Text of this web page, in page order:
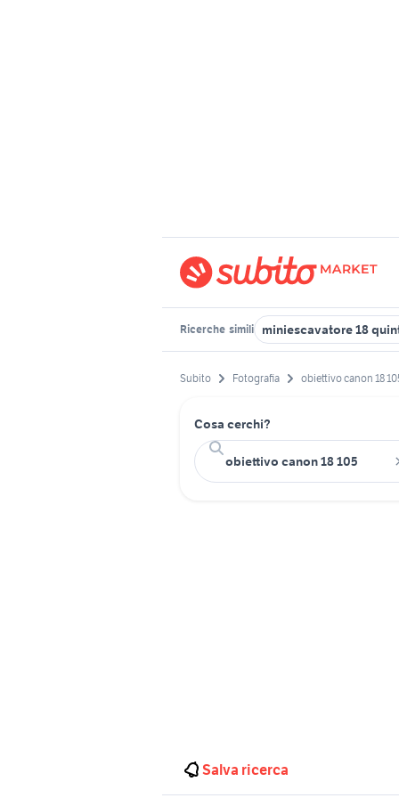
Ricerche simili miniescavatore 18
Subito Fotografia obiettivo canon 18
Cosa cerchi?
Salva ricerca